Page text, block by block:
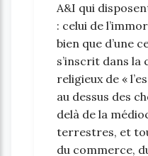
A&I qui
: celui de
bien que d’une
s’inscrit dans
religieux de «
au dessus des
delà de la
terrestres, et
du commerce,